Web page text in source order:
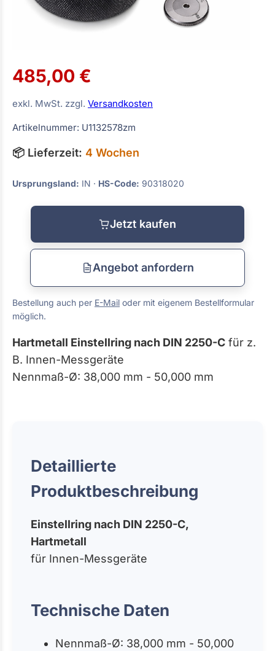
485,00 €
exkl. MwSt. zzgl. Versandkosten
Artikelnummer: U1132578zm
📦 Lieferzeit: 4 Wochen
Ursprungsland: IN · HS-Code: 90318020
Jetzt kaufen
Angebot anfordern
Bestellung auch per E-Mail oder mit eigenem Bestellformular
möglich.
Hartmetall Einstellring nach DIN 2250-C für z.
B. Innen-Messgeräte
Nennmaß-Ø: 38,000 mm - 50,000 mm
Detaillierte
Produktbeschreibung
Einstellring nach DIN 2250-C,
Hartmetall
für Innen-Messgeräte
Technische Daten
Nennmaß-Ø: 38,000 mm - 50,000